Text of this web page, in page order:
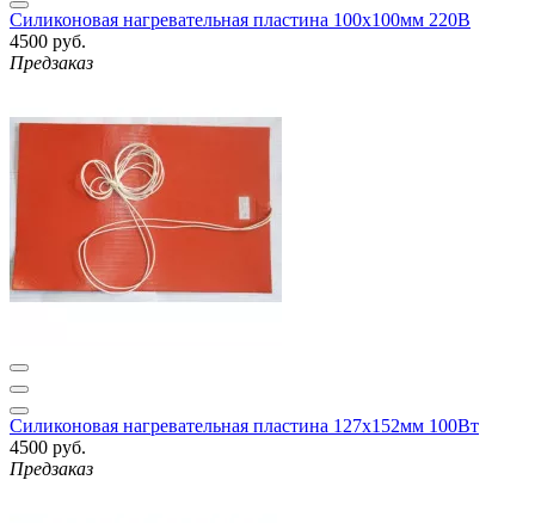
Силиконовая нагревательная пластина 100x100мм 220В
4500 руб.
Предзаказ
Силиконовая нагревательная пластина 127x152мм 100Вт
4500 руб.
Предзаказ